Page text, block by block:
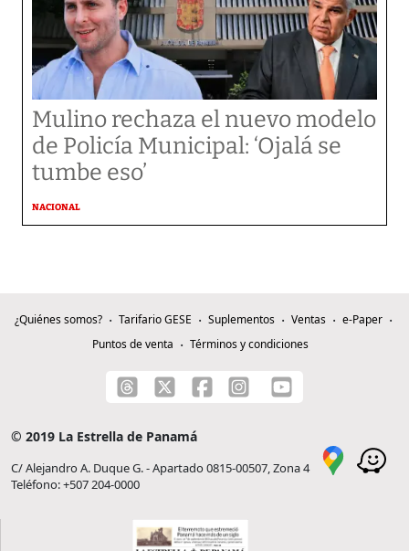
Mulino rechaza el nuevo modelo
de Policía Municipal: ‘Ojalá se
tumbe eso’
NACIONAL
¿Quiénes somos? Tarifario GESE Suplementos Ventas
e-Paper
Puntos de venta
Términos y condiciones
© 2019 La Estrella de Panamá
C/ Alejandro A. Duque G. - Apartado 0815-00507, Zona 4
Teléfono: +507 204-0000